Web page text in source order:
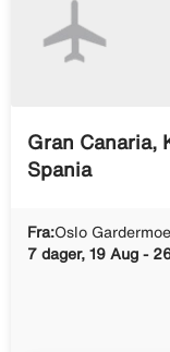
Gran Canaria,
Spania
Fra:Oslo
7 dager, 19 Aug -